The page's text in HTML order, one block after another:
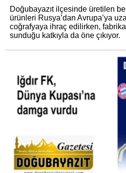
Doğubayazıt ilçesinde üretilen
ürünleri Rusya’dan Avrupa’ya
coğrafyaya ihraç edilirken, fabrika
sunduğu katkıyla da öne çıkıyor.